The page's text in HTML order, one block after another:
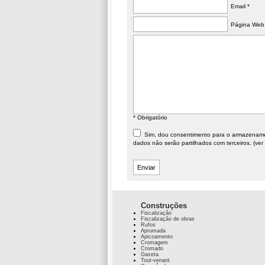
Email *
Página Web
* Obrigatório
Sim, dou consentimento para o
dados não serão partilhados com terceiros. (ver
Construções
Fiscalização
Fiscalização de obras
Rufos
Aprumada
Apicoamento
Cromagem
Cromado
Gaxeta
Tout-venant